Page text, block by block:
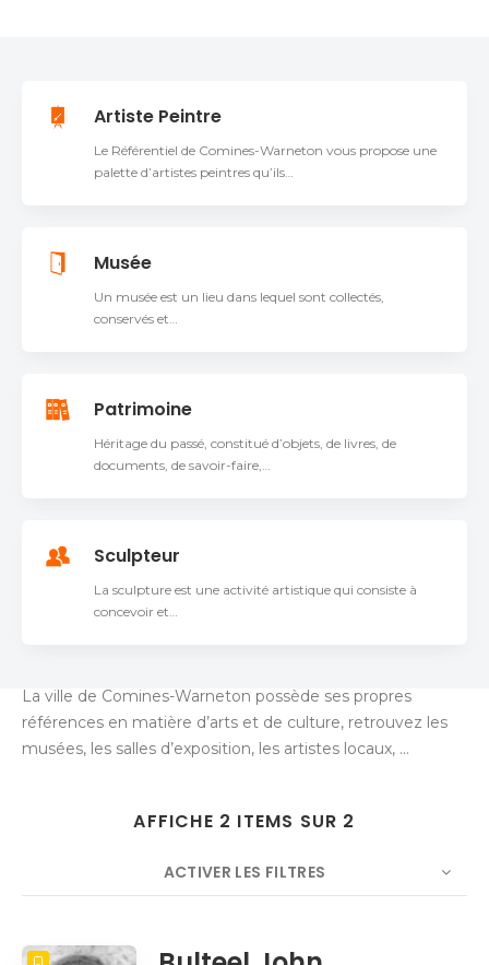
Artiste Peintre
Le Référentiel de Comines-Warneton vous propose une
palette d’artistes peintres qu’ils…
Musée
Un musée est un lieu dans lequel sont collectés,
conservés et…
Patrimoine
Héritage du passé, constitué d’objets, de livres, de
documents, de savoir-faire,…
Sculpteur
La sculpture est une activité artistique qui consiste à
concevoir et…
La ville de Comines-Warneton possède ses propres
références en matière d’arts et de culture, retrouvez les
musées, les salles d’exposition, les artistes locaux, ...
AFFICHE 2 ITEMS SUR 2
ACTIVER LES FILTRES
NOMBRE 5